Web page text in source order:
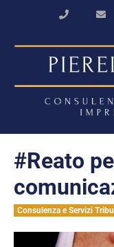
contenuto
#Reato
Consulenza e Servizi